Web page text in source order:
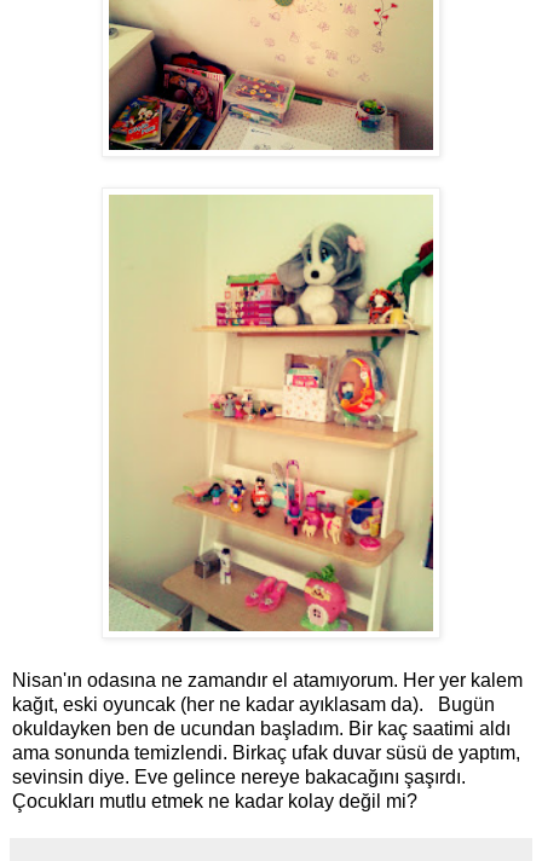
Nisan'ın odasına ne zamandır el atamıyorum. Her yer kalem
kağıt, eski oyuncak (her ne kadar ayıklasam da). Bugün
okuldayken ben de ucundan başladım. Bir kaç saatimi aldı
ama sonunda temizlendi. Birkaç ufak duvar süsü de yaptım,
sevinsin diye. Eve gelince nereye bakacağını şaşırdı.
Çocukları mutlu etmek ne kadar kolay değil mi?